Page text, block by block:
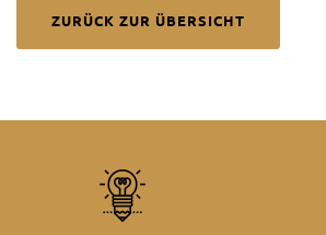
ZURÜCK ZUR ÜBERSICHT